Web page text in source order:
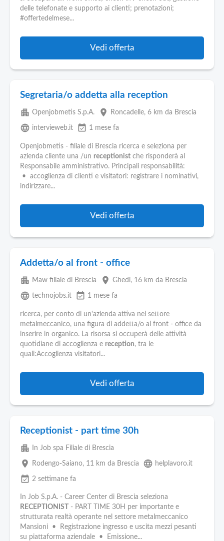
delle telefonate e supporto ai clienti; prenotazioni;
#offertedelmese...
Vedi offerta
Segretaria/o addetta alla reception
apartment Openjobmetis S.p.A. place Roncadelle, 6 km da Brescia
language intervieweb.it event_available 1 mese fa
Openjobmetis - filiale di Brescia ricerca e seleziona per
azienda cliente una /un receptionist che risponderà al
Responsabile amministrativo. Principali responsabilità:
• accoglienza di clienti e visitatori: registrare i nominativi,
indirizzare...
Vedi offerta
Addetta/o al front - office
apartment Maw filiale di Brescia place Ghedi, 16 km da Brescia
language technojobs.it event_available 1 mese fa
ricerca, per conto di un'azienda attiva nel settore
metalmeccanico, una figura di addetta/o al front - office da
inserire in organico. La risorsa si occuperà delle attività
quotidiane di accoglienza e reception, tra le
quali:Accoglienza visitatori...
Vedi offerta
Receptionist - part time 30h
apartment In Job spa Filiale di Brescia
place Rodengo-Saiano, 11 km da Brescia language helplavoro.it
event_available 2 settimane fa
In Job S.p.A. - Career Center di Brescia seleziona
RECEPTIONIST
- PART TIME 30H per importante e
strutturata realtà operante nel settore metalmeccanico
Mansioni • Registrazione ingresso e uscita mezzi pesanti
su piattaforma aziendale • Emissione...